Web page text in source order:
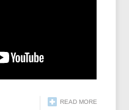
READ MORE